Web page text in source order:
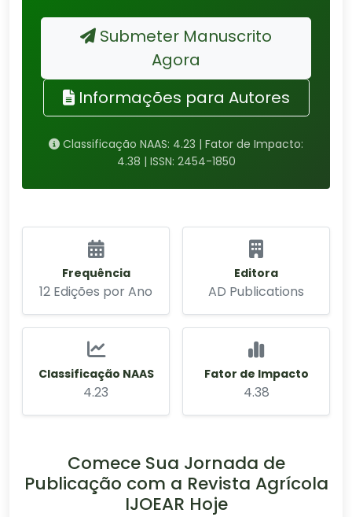
Submeter Manuscrito
Agora
Informações para Autores
Classificação NAAS: 4.23 | Fator de Impacto:
4.38 | ISSN: 2454-1850
Frequência
12 Edições por Ano
Editora
AD Publications
Classificação NAAS
4.23
Fator de Impacto
4.38
Comece Sua Jornada de
Publicação com a Revista Agrícola
IJOEAR Hoje